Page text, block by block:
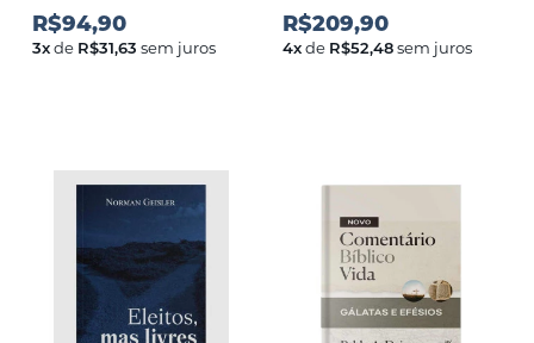
R$94,90
3xde R$31,63 sem juros
R$209,90
4xde R$52,48sem juros